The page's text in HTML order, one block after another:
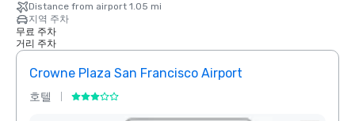
Distance from airport 1.05 mi
지역 주차
무료 주차
거리 주차
Crowne Plaza San Francisco Airport
호텔